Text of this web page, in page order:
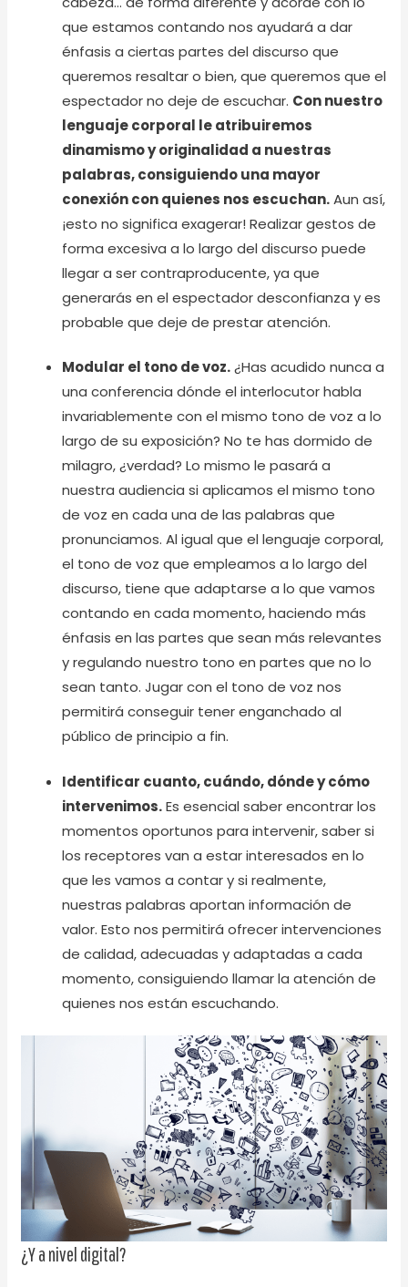
que estamos contando nos ayudará a dar
énfasis a ciertas partes del discurso que
queremos resaltar o bien, que queremos que el
espectador no deje de escuchar. Con nuestro
lenguaje corporal le atribuiremos
dinamismo y originalidad a nuestras
palabras, consiguiendo una mayor
conexión con quienes nos escuchan.Aun así,
¡esto no significa exagerar! Realizar gestos de
forma excesiva a lo largo del discurso puede
llegar a ser contraproducente, ya que
generarás en el espectador desconfianza y es
probable que deje de prestar atención.
Modular el tono de voz.¿Has acudido nunca a
una conferencia dónde el interlocutor habla
invariablemente con el mismo tono de voz a lo
largo de su exposición? No te has dormido de
milagro, ¿verdad? Lo mismo le pasará a
nuestra audiencia si aplicamos el mismo tono
de voz en cada una de las palabras que
pronunciamos. Al igual que el lenguaje corporal,
el tono de voz que empleamos a lo largo del
discurso, tiene que adaptarse a lo que vamos
contando en cada momento, haciendo más
énfasis en las partes que sean más relevantes
y regulando nuestro tono en partes que no lo
sean tanto. Jugar con el tono de voz nos
permitirá conseguir tener enganchado al
público de principio a fin.
Identificar cuanto, cuándo, dónde y cómo
intervenimos.Es esencial saber encontrar los
momentos oportunos para intervenir, saber si
los receptores van a estar interesados en lo
que les vamos a contar y si realmente,
nuestras palabras aportan información de
valor. Esto nos permitirá ofrecer intervenciones
de calidad, adecuadas y adaptadas a cada
momento, consiguiendo llamar la atención de
quienes nos están escuchando.
¿Y a nivel digital?